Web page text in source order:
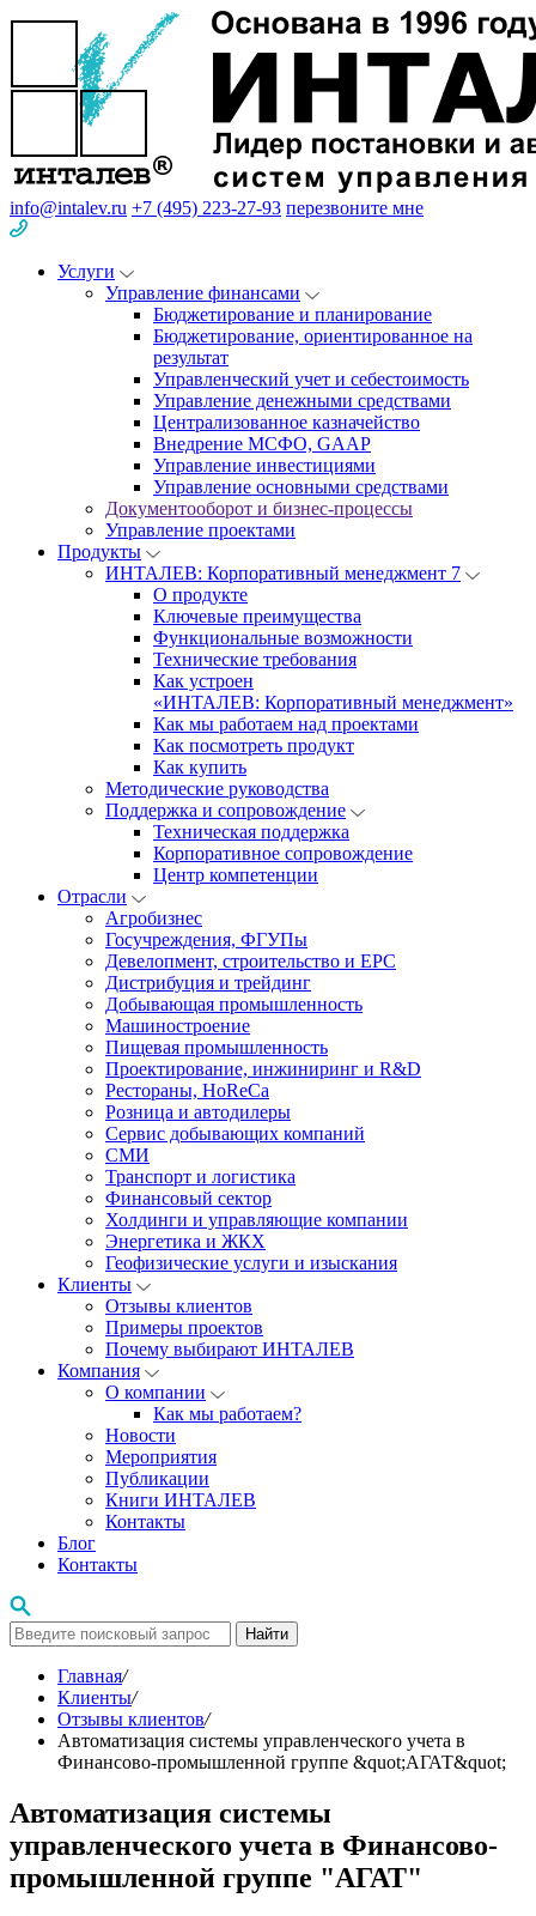
info@intalev.ru +7 (495) 223-27-93 перезвоните мне
Услуги
Управление финансами
Бюджетирование и планирование
Бюджетирование, ориентированное на
результат
Управленческий учет и себестоимость
Управление денежными средствами
Централизованное казначейство
Внедрение МСФО, GAAP
Управление инвестициями
Управление основными средствами
Документооборот и бизнес-процессы
Управление проектами
Продукты
ИНТАЛЕВ: Корпоративный менеджмент 7
О продукте
Ключевые преимущества
Функциональные возможности
Технические требования
Как устроен
«ИНТАЛЕВ: Корпоративный менеджмент»
Как мы работаем над проектами
Как посмотреть продукт
Как купить
Методические руководства
Поддержка и сопровождение
Техническая поддержка
Корпоративное сопровождение
Центр компетенции
Отрасли
Агробизнес
Госучреждения, ФГУПы
Девелопмент, строительство и EPC
Дистрибуция и трейдинг
Добывающая промышленность
Машиностроение
Пищевая промышленность
Проектирование, инжиниринг и R&D
Рестораны, HoReCa
Розница и автодилеры
Сервис добывающих компаний
СМИ
Транспорт и логистика
Финансовый сектор
Холдинги и управляющие компании
Энергетика и ЖКХ
Геофизические услуги и изыскания
Клиенты
Отзывы клиентов
Примеры проектов
Почему выбирают ИНТАЛЕВ
Компания
О компании
Как мы работаем?
Новости
Мероприятия
Публикации
Книги ИНТАЛЕВ
Контакты
Блог
Контакты
Найти
Главная/
Клиенты/
Отзывы клиентов/
Автоматизация системы управленческого учета в
Финансово-промышленной группе &quot;АГАТ&quot;
Автоматизация системы
управленческого учета в Финансово-
промышленной группе "АГАТ"